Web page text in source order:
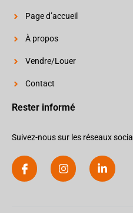
Page d’accueil
À propos
Vendre/Louer
Contact
Rester informé
Suivez-nous sur les réseaux